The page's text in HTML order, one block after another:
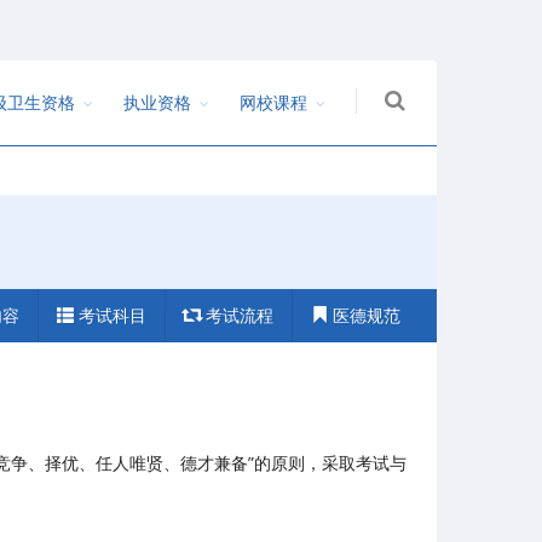
卫生资格 执业资格 网校课程
考试科目 考试流程 医德规范
、择优、任人唯贤、德才兼备”的原则，采取考试与